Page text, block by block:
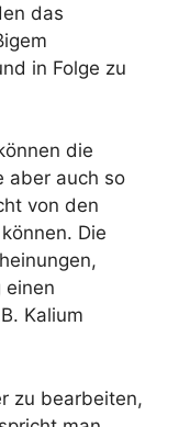
das
in Folge zu
die
aber auch so
von den
Die
einen
Kalium
zu bearbeiten,